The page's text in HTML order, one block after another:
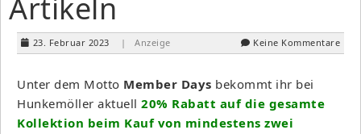
Artikeln
23. Februar 2023 | Anzeige Keine Kommentare
Unter dem Motto Member Days bekommt ihr bei
Hunkemöller aktuell 20% Rabatt auf die gesamte
Kollektion beim Kauf von mindestens zwei